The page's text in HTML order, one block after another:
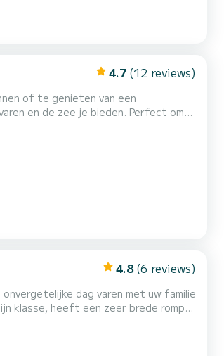
4.7 (12 reviews)
of te genieten van een
enz... om hem te huren zonder
4.8 (6 reviews)
dag varen met uw familie
klasse, heeft een zeer brede romp
MP3. Compleet veiligheidsuitrusting
van 2 mijl. Anke...